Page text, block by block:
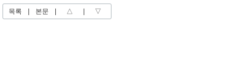
목록 본문 △ ▽